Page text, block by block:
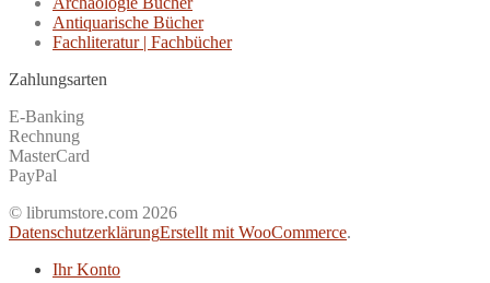
Antiquarische Bücher
Fachliteratur | Fachbücher
Zahlungsarten
E-Banking
Rechnung
MasterCard
PayPal
© librumstore.com 2026
DatenschutzerklärungErstellt mit WooCommerce.
Ihr Konto